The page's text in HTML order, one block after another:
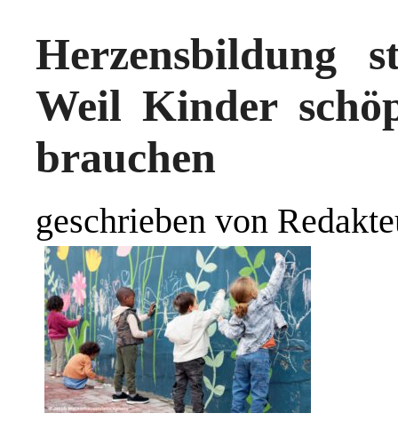
Herzensbildung
Weil Kinder
brauchen
geschrieben von